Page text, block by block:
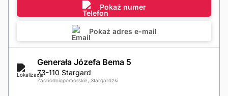
Pokaż numer
Pokaż adres e-mail
Generała Józefa Bema 5
73-110 Stargard
Zachodniopomorskie, Stargardzki